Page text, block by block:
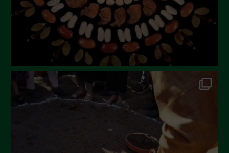
Marzo 2023
Febbraio 2023
Dicembre 2022
Novembre 2022
Ottobre 2022
Settembre 2022